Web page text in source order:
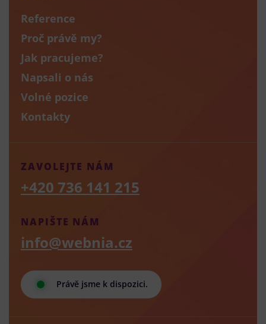
Reference
Proč právě my?
Jak pracujeme?
Napsali o nás
Volné pozice
Kontakty
Právě jsme k dispozici.
NAPIŠTE NÁM
info@webnia.cz
ZAVOLEJTE NÁM
+420 736 141 215